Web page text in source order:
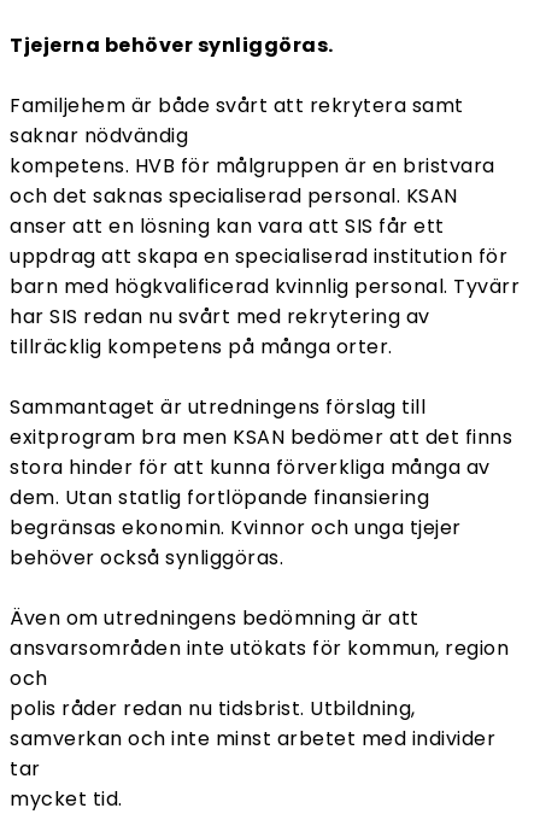
Tjejerna behöver synliggöras.
Familjehem är både svårt att rekrytera samt
saknar nödvändig
kompetens. HVB för målgruppen är en bristvara
och det saknas specialiserad personal. KSAN
anser att en lösning kan vara att SIS får ett
uppdrag att skapa en specialiserad institution för
barn med högkvalificerad kvinnlig personal. Tyvärr
har SIS redan nu svårt med rekrytering av
tillräcklig kompetens på många orter.
Sammantaget är utredningens förslag till
exitprogram bra men KSAN bedömer att det finns
stora hinder för att kunna förverkliga många av
dem. Utan statlig fortlöpande finansiering
begränsas ekonomin. Kvinnor och unga tjejer
behöver också synliggöras.
Även om utredningens bedömning är att
ansvarsområden inte utökats för kommun, region
och
polis råder redan nu tidsbrist. Utbildning,
samverkan och inte minst arbetet med individer
tar
mycket tid.